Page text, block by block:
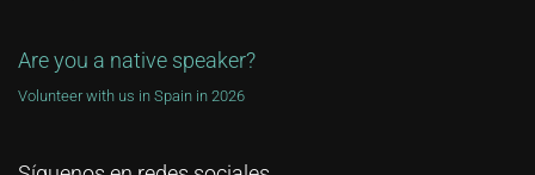
Are you a native speaker?
Volunteer with us in Spain in 2026